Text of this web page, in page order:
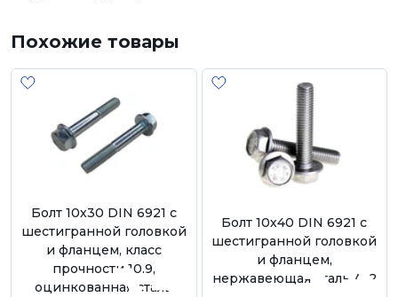
Похожие товары
Болт 10х30 DIN 6921 с
шестигранной головкой
и фланцем, класс
прочности 10.9,
оцинкованная сталь
Болт 10х40 DIN 6921 с
шестигранной головкой
и фланцем,
нержавеющая сталь А-2